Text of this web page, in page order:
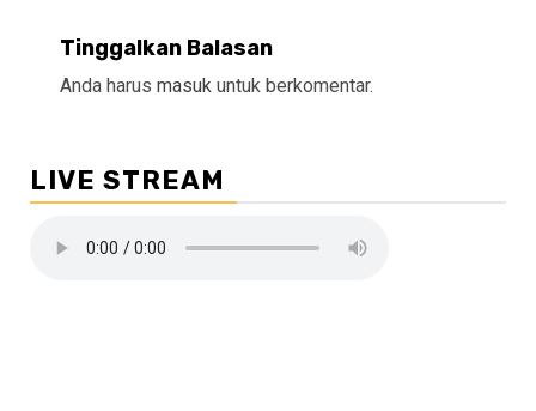
Tinggalkan Balasan
Anda harus masuk untuk berkomentar.
LIVE STREAM